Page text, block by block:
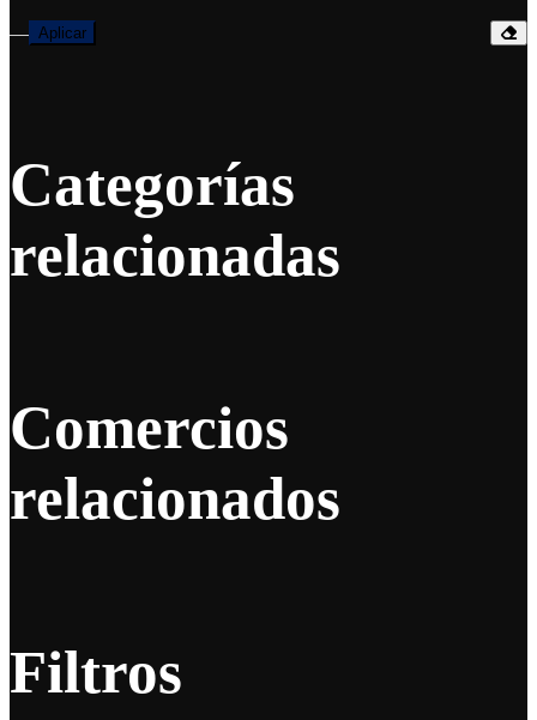
— Aplicar
Categorías
relacionadas
Comercios
relacionados
Filtros